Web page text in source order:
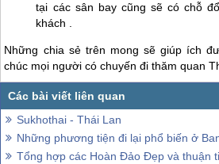
tại các sân bay cũng sẽ có chỗ
khách .
Những chia sẻ trên mong sẽ giúp ích
chúc mọi người có chuyến đi thăm quan
Sukhothai - Thái Lan
Những phương tiện đi lại phổ biến ở
Tổng hợp các Hoàn Đảo Đẹp và thuận tiện đi